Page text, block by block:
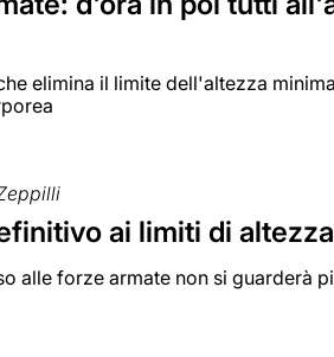
elimina il limite dell'altezza
ai limiti di altezza
alle forze armate non si guarderà